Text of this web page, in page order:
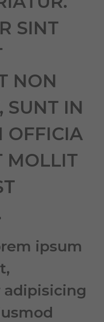
SINT
NON
SUNT IN
OFFICIA
MOLLIT
ipsum
adipisicing